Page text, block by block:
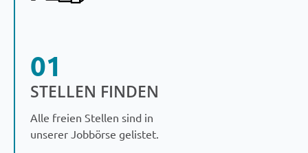
01
STELLEN FINDEN
Alle freien Stellen sind in
unserer Jobbörse gelistet.